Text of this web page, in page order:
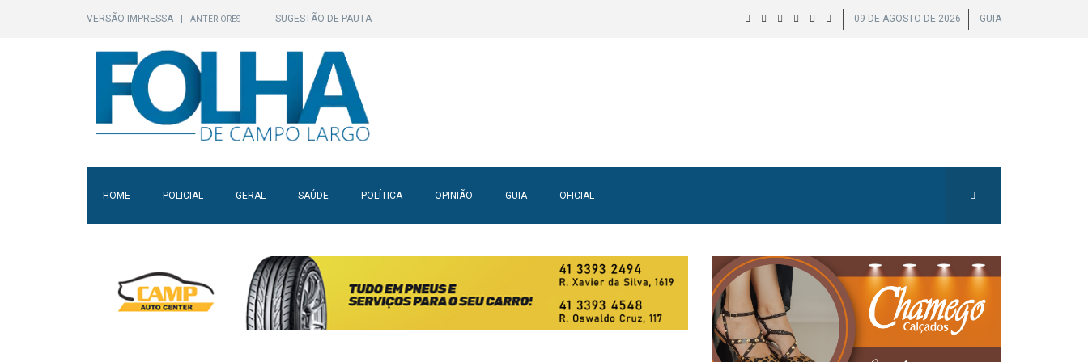
VERSÃO IMPRESSA ANTERIORES SUGESTÃO DE PAUTA 09 DE AGOSTO DE 2026 GUIA
HOME POLICIAL GERAL SAÚDE POLÍTICA OPINIÃO GUIA OFICIAL